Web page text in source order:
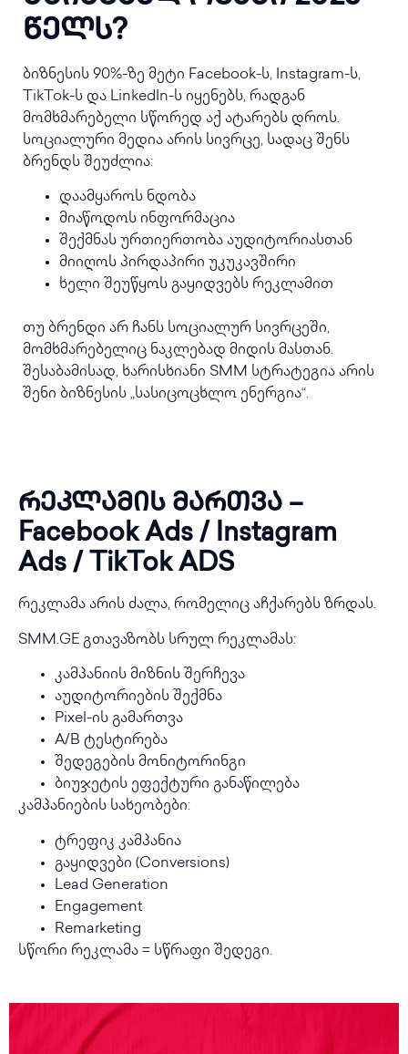
წელს?
ბიზნესის 90%-ზე მეტი Facebook-ს, Instagram-ს,
TikTok-ს და LinkedIn-ს იყენებს, რადგან
მომხმარებელი სწორედ აქ ატარებს დროს.
სოციალური მედია არის სივრცე, სადაც შენს
ბრენდს შეუძლია:
დაამყაროს ნდობა
მიაწოდოს ინფორმაცია
შექმნას ურთიერთობა აუდიტორიასთან
მიიღოს პირდაპირი უკუკავშირი
ხელი შეუწყოს გაყიდვებს რეკლამით
თუ ბრენდი არ ჩანს სოციალურ სივრცეში,
მომხმარებელიც ნაკლებად მიდის მასთან.
შესაბამისად, ხარისხიანი SMM სტრატეგია არის
შენი ბიზნესის „სასიცოცხლო ენერგია“.
რეკლამის მართვა –
Facebook Ads / Instagram
Ads / TikTok ADS
რეკლამა არის ძალა, რომელიც აჩქარებს ზრდას.
SMM.GE გთავაზობს სრულ რეკლამას:
კამპანიის მიზნის შერჩევა
აუდიტორიების შექმნა
Pixel-ის გამართვა
A/B ტესტირება
შედეგების მონიტორინგი
ბიუჯეტის ეფექტური განაწილება
კამპანიების სახეობები:
ტრეფიკ კამპანია
გაყიდვები (Conversions)
Lead Generation
Engagement
Remarketing
სწორი რეკლამა = სწრაფი შედეგი.